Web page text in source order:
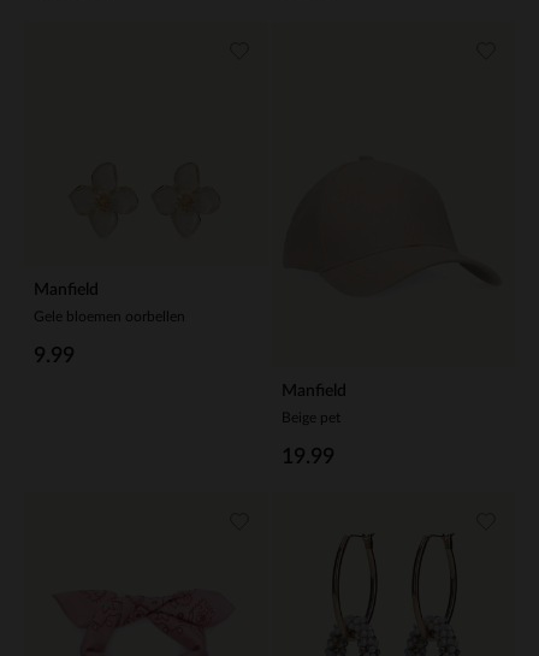
Manfield
Gele bloemen oorbellen
9.99
Manfield
Beige pet
19.99